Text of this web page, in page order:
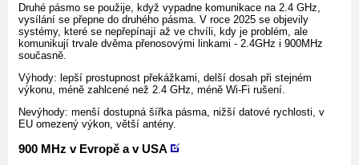
Druhé pásmo se použije, když vypadne komunikace na 2.4 GHz,
vysílání se přepne do druhého pásma. V roce 2025 se objevily
systémy, které se nepřepínají až ve chvíli, kdy je problém, ale
komunikují trvale dvěma přenosovými linkami - 2.4GHz i 900MHz
současně.
Výhody: lepší prostupnost překážkami, delší dosah při stejném
výkonu, méně zahlcené než 2.4 GHz, méně Wi-Fi rušení.
Nevýhody: menší dostupná šířka pásma, nižší datové rychlosti, v
EU omezený výkon, větší antény.
900 MHz v Evropě a v USA